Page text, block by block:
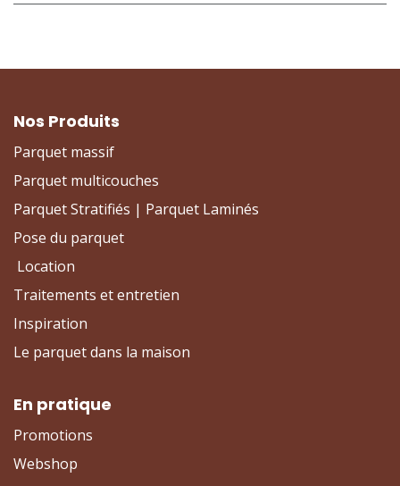
Nos Produits
Parquet massif
Parquet multicouches
Parquet Stratifiés | Parquet Laminés
Pose du parquet
Location
Traitements et entretien
Inspiration
Le parquet dans la maison
En pratique
Promotions
Webshop